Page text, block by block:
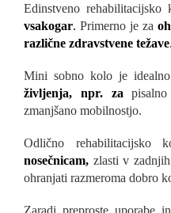
Edinstveno
vsakogar. Primerno je za
različne zdravstvene težave.
Mini sobno kolo je
življenja, npr. za
zmanjšano mobilnostjo.
Odlično rehabilitacijsko
nosečnicam, zlasti v
ohranjati razmeroma dobro
Zaradi preproste uporabe